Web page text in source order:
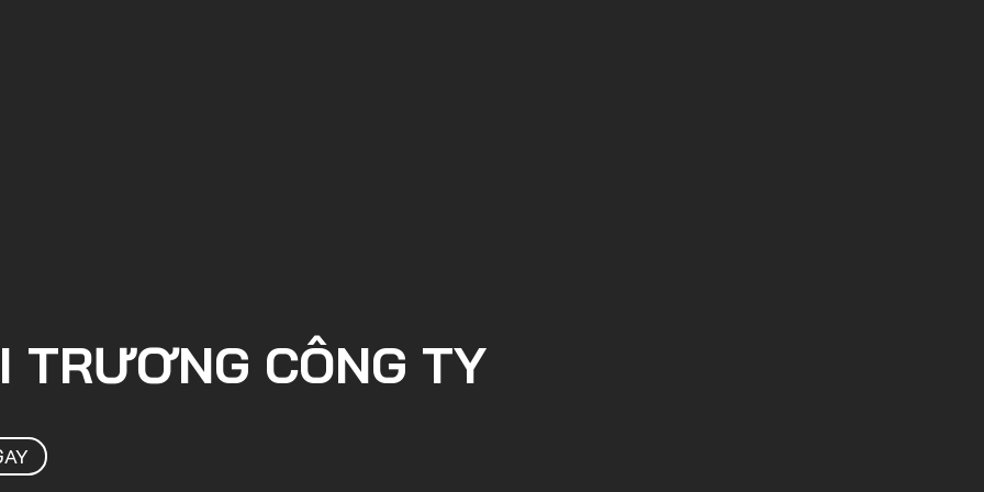
TRƯƠNG CÔNG TY